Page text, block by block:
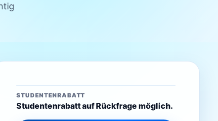
STUDENTENRABATT
Studentenrabatt auf Rückfrage möglich.